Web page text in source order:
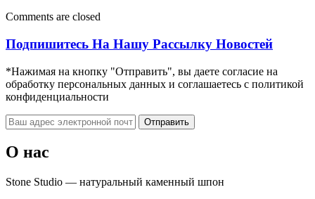
Comments are closed
Подпишитесь На Нашу Рассылку Новостей
*Нажимая на кнопку "Отправить", вы даете согласие на
обработку персональных данных и соглашаетесь c политикой
конфиденциальности
О нас
Stone Studio — натуральный каменный шпон